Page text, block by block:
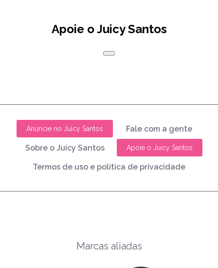
Apoie o Juicy Santos
Anuncie no Juicy Santos Fale com a gente
Sobre o Juicy Santos Apoie o Juicy Santos
Termos de uso e política de privacidade
Marcas aliadas